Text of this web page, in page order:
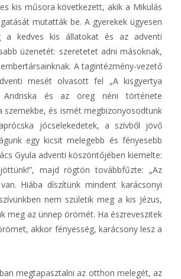
kis műsora következett, akik a Mikulás
mutatták be. A gyerekek ügyesen
a kedves kis állatokat és az adventi
üzenetét: szeretetet adni másoknak,
A tagintézmény-vezető
mesét olvasott fel „A kisgyertya
Andriska és az öreg néni története
szemekbe, és ismét megbizonyosodtunk
jócselekedetek, a szívből jövő
egy kicsit melegebb és fényesebb
Gyula adventi köszöntőjében kiemelte:
majd rögtön továbbfűzte: „Az
Hiába díszítünk mindent karácsonyi
nem születik meg a kis Jézus,
meg az ünnep örömét. Ha észreveszitek
akkor fényesség, karácsony lesz a
megtapasztalni az otthon melegét, az